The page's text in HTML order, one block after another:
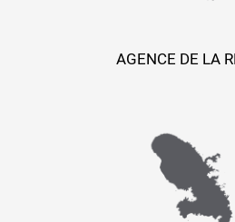
AGENCE DE LA